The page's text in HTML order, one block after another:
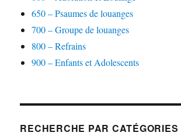
650 – Psaumes de louanges
700 – Groupe de louanges
800 – Refrains
900 – Enfants et Adolescents
RECHERCHE PAR CATÉGORIES